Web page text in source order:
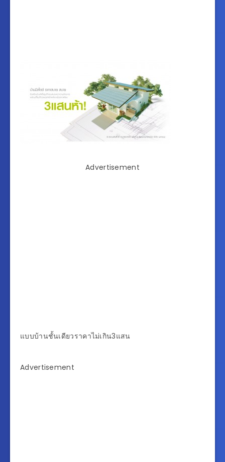
Advertisement
แบบบ้านชั้นเดียวราคาไม่เกิน3แสน
Advertisement